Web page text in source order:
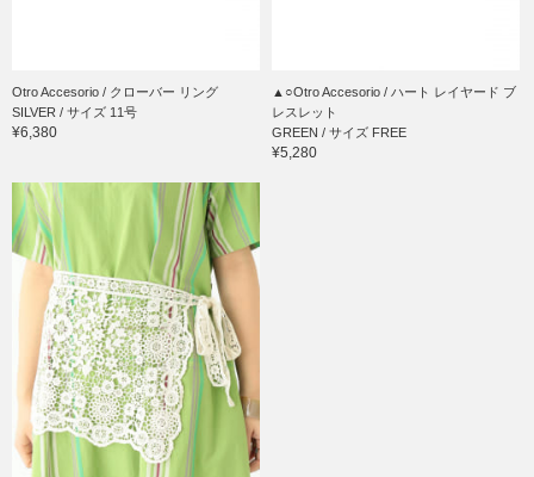
Otro Accesorio / クローバー リング
SILVER / サイズ 11号
¥6,380
▲○Otro Accesorio / ハート レイヤード ブ
レスレット
GREEN / サイズ FREE
¥5,280